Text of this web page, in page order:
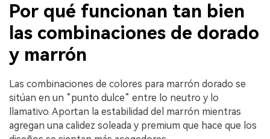
Por qué funcionan tan bien
las combinaciones de dorado
y marrón
Las combinaciones de colores para marrón dorado se
sitúan en un “punto dulce” entre lo neutro y lo
llamativo. Aportan la estabilidad del marrón mientras
agregan una calidez soleada y premium que hace que los